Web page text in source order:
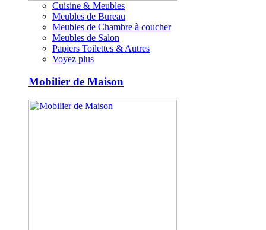
Cuisine & Meubles
Meubles de Bureau
Meubles de Chambre à coucher
Meubles de Salon
Papiers Toilettes & Autres
Voyez plus
Mobilier de Maison